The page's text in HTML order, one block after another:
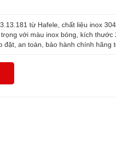
từ Hafele, chất liệu inox
với màu inox bóng, kích thước
đặt, an toàn, bảo hành chính hãng